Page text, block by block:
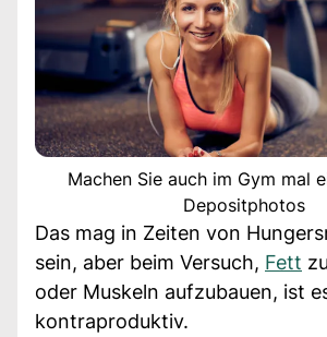
Machen Sie auch im Gym mal
Depositphotos
Das mag in Zeiten von
sein, aber beim Versuch, Fett
oder Muskeln aufzubauen, ist
kontraproduktiv.